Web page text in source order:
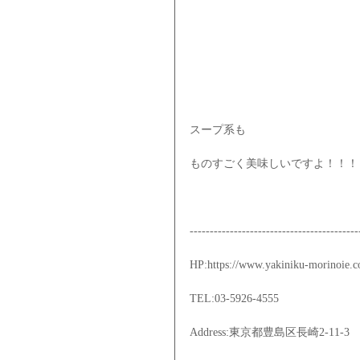
スープ系も
ものすごく美味しいですよ！！！
HP:https://www.yakiniku-
TEL:03-5926-4555
Address:東京都豊島区長崎2-11-3